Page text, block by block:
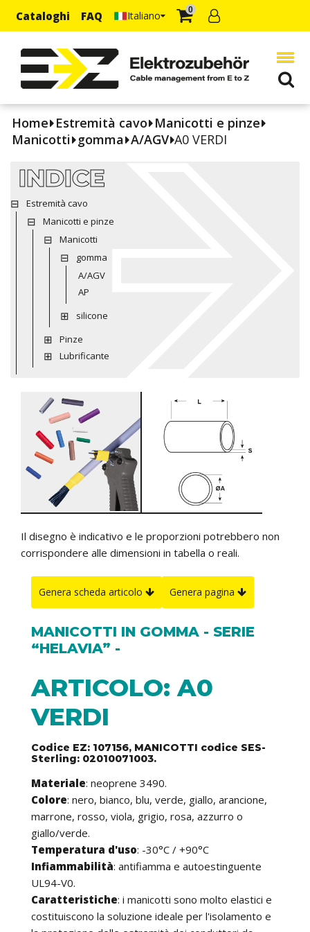
Cataloghi FAQ Italiano 0
Home Estremità cavo Manicotti e pinze
Manicotti gomma A/AGV A0 VERDI
INDICE
Estremità cavo
Manicotti e pinze
Manicotti
gomma
A/AGV
AP
silicone
Pinze
Lubrificante
Il disegno è indicativo e le proporzioni potrebbero non
corrispondere alle dimensioni in tabella o reali.
Genera scheda articolo Genera pagina
MANICOTTI IN GOMMA - SERIE
“HELAVIA” -
ARTICOLO: A0
VERDI
Codice EZ: 107156, MANICOTTI codice SES-
Sterling: 02010071003.
Materiale: neoprene 3490.
Colore: nero, bianco, blu, verde, giallo, arancione,
marrone, rosso, viola, grigio, rosa, azzurro o
giallo/verde.
Temperatura d'uso: -30°C / +90°C
Infiammabilità: antifiamma e autoestinguente
UL94-V0.
Caratteristiche: i manicotti sono molto elastici e
costituiscono la soluzione ideale per l'isolamento e